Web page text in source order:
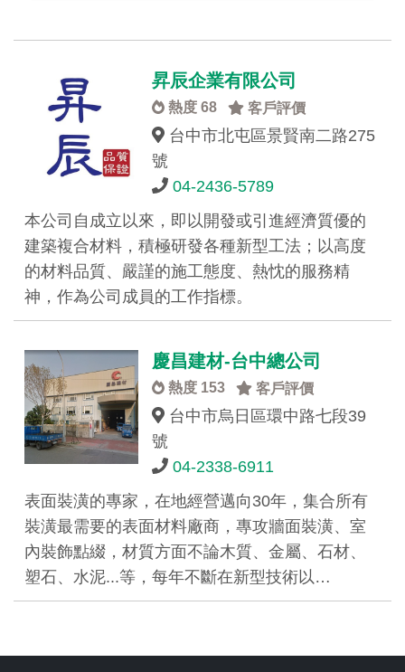
昇辰企業有限公司
熱度 68 客戶評價
台中市北屯區景賢南二路275
號
04-2436-5789
本公司自成立以來，即以開發或引進經濟質優的
建築複合材料，積極研發各種新型工法；以高度
的材料品質、嚴謹的施工態度、熱忱的服務精
神，作為公司成員的工作指標。
慶昌建材-台中總公司
熱度 153 客戶評價
台中市烏日區環中路七段39
號
04-2338-6911
表面裝潢的專家，在地經營邁向30年，集合所有
裝潢最需要的表面材料廠商，專攻牆面裝潢、室
內裝飾點綴，材質方面不論木質、金屬、石材、
塑石、水泥...等，每年不斷在新型技術以…